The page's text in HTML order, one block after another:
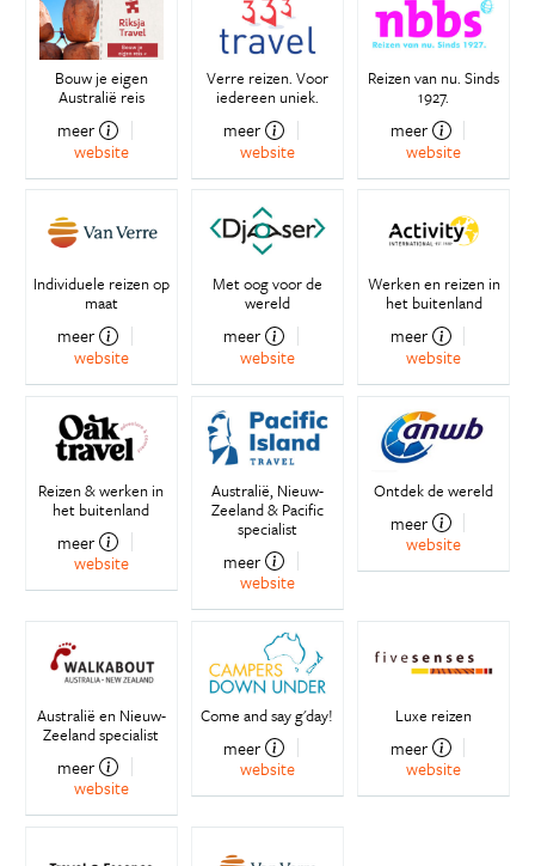
Bouw je eigen
Australië reis
meer
website
Verre reizen. Voor
iedereen uniek.
meer
website
Reizen van nu. Sinds
1927.
meer
website
Individuele reizen op
maat
meer
website
Met oog voor de
wereld
meer
website
Werken en reizen in
het buitenland
meer
website
Reizen & werken in
het buitenland
meer
website
Australië, Nieuw-
Zeeland & Pacific
specialist
meer
website
Ontdek de wereld
meer
website
Australië en Nieuw-
Zeeland specialist
meer
website
Come and say g'day!
meer
website
Luxe reizen
meer
website